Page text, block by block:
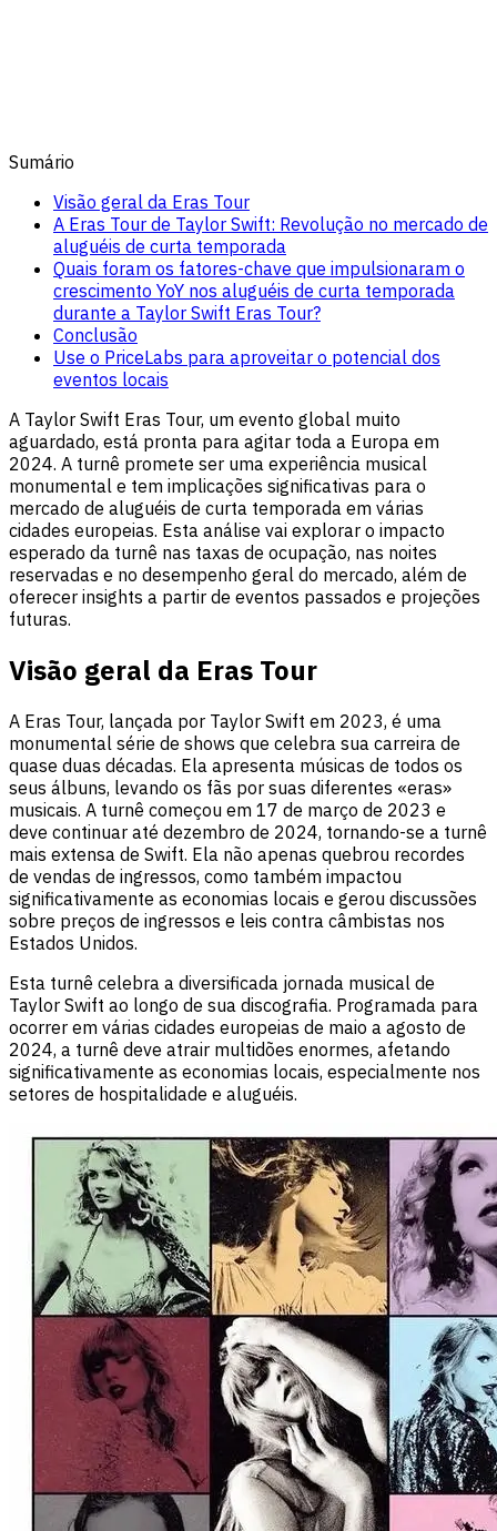
Sumário
Visão geral da Eras Tour
A Eras Tour de Taylor Swift: Revolução no mercado de
aluguéis de curta temporada
Quais foram os fatores-chave que impulsionaram o
crescimento YoY nos aluguéis de curta temporada
durante a Taylor Swift Eras Tour?
Conclusão
Use o PriceLabs para aproveitar o potencial dos
eventos locais
A Taylor Swift Eras Tour, um evento global muito
aguardado, está pronta para agitar toda a Europa em
2024. A turnê promete ser uma experiência musical
monumental e tem implicações significativas para o
mercado de aluguéis de curta temporada em várias
cidades europeias. Esta análise vai explorar o impacto
esperado da turnê nas taxas de ocupação, nas noites
reservadas e no desempenho geral do mercado, além de
oferecer insights a partir de eventos passados e projeções
futuras.
Visão geral da Eras Tour
A Eras Tour, lançada por Taylor Swift em 2023, é uma
monumental série de shows que celebra sua carreira de
quase duas décadas. Ela apresenta músicas de todos os
seus álbuns, levando os fãs por suas diferentes «eras»
musicais. A turnê começou em 17 de março de 2023 e
deve continuar até dezembro de 2024, tornando-se a turnê
mais extensa de Swift. Ela não apenas quebrou recordes
de vendas de ingressos, como também impactou
significativamente as economias locais e gerou discussões
sobre preços de ingressos e leis contra câmbistas nos
Estados Unidos.
Esta turnê celebra a diversificada jornada musical de
Taylor Swift ao longo de sua discografia. Programada para
ocorrer em várias cidades europeias de maio a agosto de
2024, a turnê deve atrair multidões enormes, afetando
significativamente as economias locais, especialmente nos
setores de hospitalidade e aluguéis.